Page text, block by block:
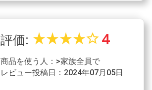
評価: star_ratestar_ratestar_ratestar_ratestar_border 4
商品を使う人：>家族全員で
レビュー投稿日：2024年07月05日